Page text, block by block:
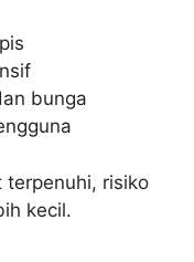
bunga
risiko
kecil.